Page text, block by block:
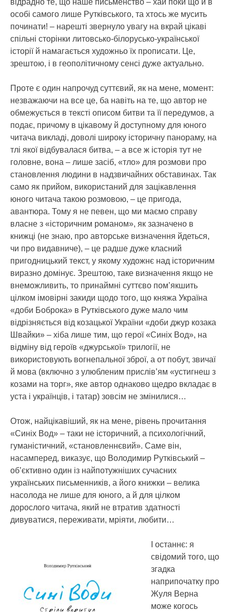
відрадно те, що наше письменство – хай поки що й в
особі самого лише Рутківського, та хтось же мусить
починати! – нарешті звернуло увагу на вкрай цікаві
спільні сторінки литовсько-білорусько-української
історії й намагається художньо їх прописати. Це,
зрештою, і в геополітичному сенсі дуже актуально.
Проте є один напрочуд суттєвий, як на мене, момент:
незважаючи на все це, ба навіть на те, що автор не
обмежується в тексті описом битви та її передумов, а
подає, причому в цікавому й доступному для юного
читача викладі, доволі широку історичну панораму, на
тлі якої відбувалася битва, – а все ж історія тут не
головне, вона – лише засіб, «тло» для розмови про
становлення людини в надзвичайних обставинах. Так
само як прийом, використаний для зацікавлення
юного читача такою розмовою, – це пригода,
авантюра. Тому я не певен, що ми маємо справу
власне з «історичним романом», як зазначено в
книжці (не знаю, про авторське визначення йдеться,
чи про видавниче), – це радше дуже класний
пригодницький текст, у якому художнє над історичним
виразно домінує. Зрештою, таке визначення якщо не
внеможливить, то принаймні суттєво пом’якшить
цілком імовірні закиди щодо того, що княжа Україна
«доби Боброка» в Рутківського дуже мало чим
відрізняється від козацької України «доби джур козака
Швайки» – хіба лише тим, що герої «Синіх Вод», на
відміну від героїв «джурської» трилогії, не
використовують вогнепальної зброї, а от побут, звичаї
й мова (включно з улюбленим прислів’ям «устигнеш з
козами на торг», яке автор однаково щедро вкладає в
уста і українців, і татар) зовсім не змінилися…
Отож, найцікавіший, як на мене, рівень прочитання
«Синіх Вод» – таки не історичний, а психологічний,
гуманістичний, «становленнєвий». Саме він,
насамперед, виказує, що Володимир Рутківський –
об’єктивно один із найпотужніших сучасних
українських письменників, а його книжки – велика
насолода не лише для юного, а й для цілком
дорослого читача, який не втратив здатності
дивуватися, переживати, мріяти, любити…
І останнє: я
свідомий того, що
згадка
наприпочатку про
Жуля Верна
може когось